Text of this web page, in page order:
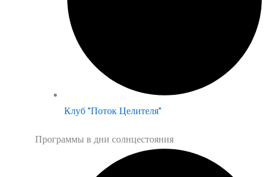
Клуб "Поток Целителя"
Программы в дни солнцестояния